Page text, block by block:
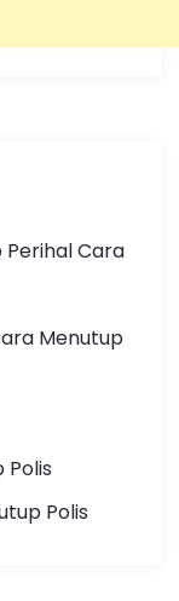
Cara
Menutup
Polis
Polis